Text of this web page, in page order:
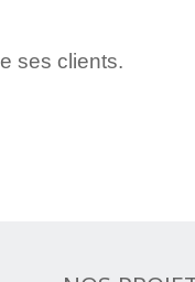
ses clients.